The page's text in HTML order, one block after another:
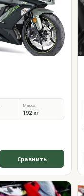
Масса
192 кг
Сравнить